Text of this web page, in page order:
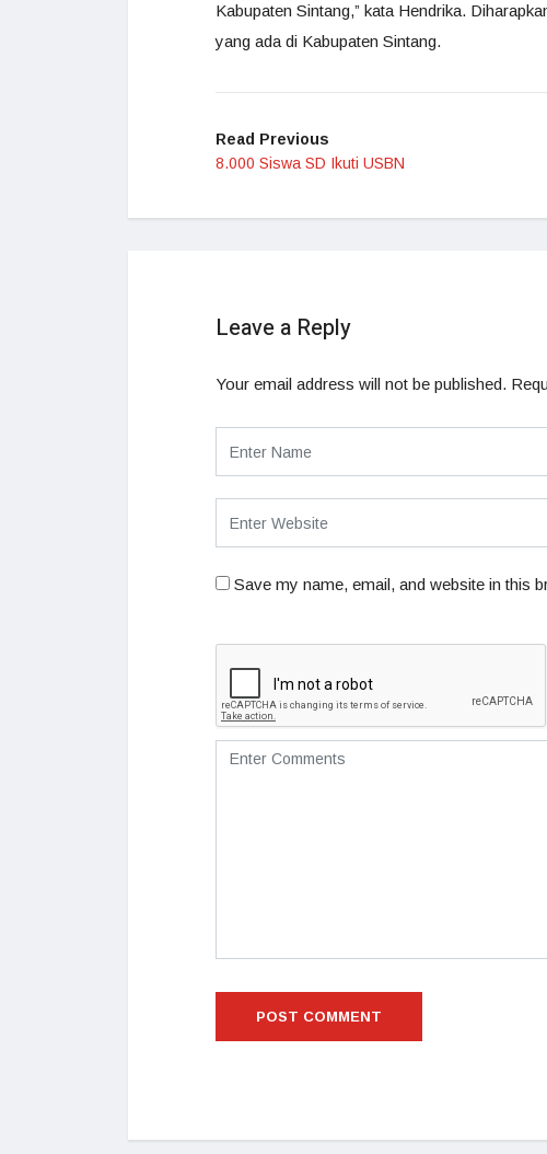
Kabupaten Sintang,” kata Hendrika.
yang ada di Kabupaten Sintang.
Read Previous
8.000 Siswa SD Ikuti USBN
Leave a Reply
Your email address will not be published.
Save my name, email, and website in this